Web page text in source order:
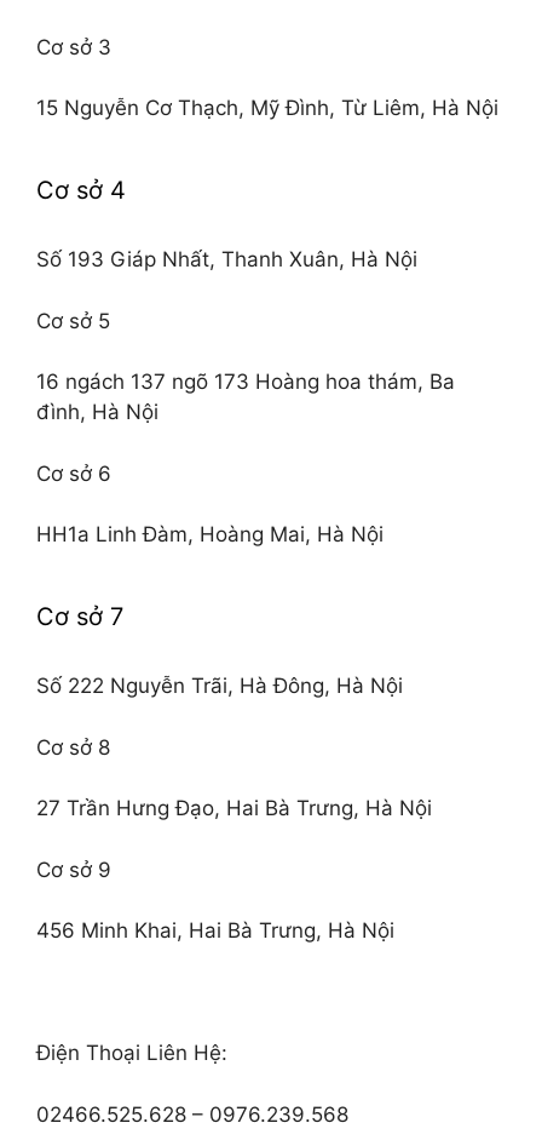
Cơ sở 3
15 Nguyễn Cơ Thạch, Mỹ Đình, Từ Liêm, Hà Nội
Cơ sở 4
Số 193 Giáp Nhất, Thanh Xuân, Hà Nội
Cơ sở 5
16 ngách 137 ngõ 173 Hoàng hoa thám, Ba
đình, Hà Nội
Cơ sở 6
HH1a Linh Đàm, Hoàng Mai, Hà Nội
Cơ sở 7
Số 222 Nguyễn Trãi, Hà Đông, Hà Nội
Cơ sở 8
27 Trần Hưng Đạo, Hai Bà Trưng, Hà Nội
Cơ sở 9
456 Minh Khai, Hai Bà Trưng, Hà Nội
Điện Thoại Liên Hệ:
02466.525.628 – 0976.239.568